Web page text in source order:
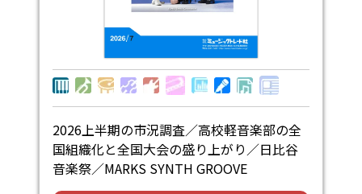
2026上半期の市況調査／高校軽音楽部の全
国組織化と全国大会の盛り上がり／日比谷
音楽祭／MARKS SYNTH GROOVE